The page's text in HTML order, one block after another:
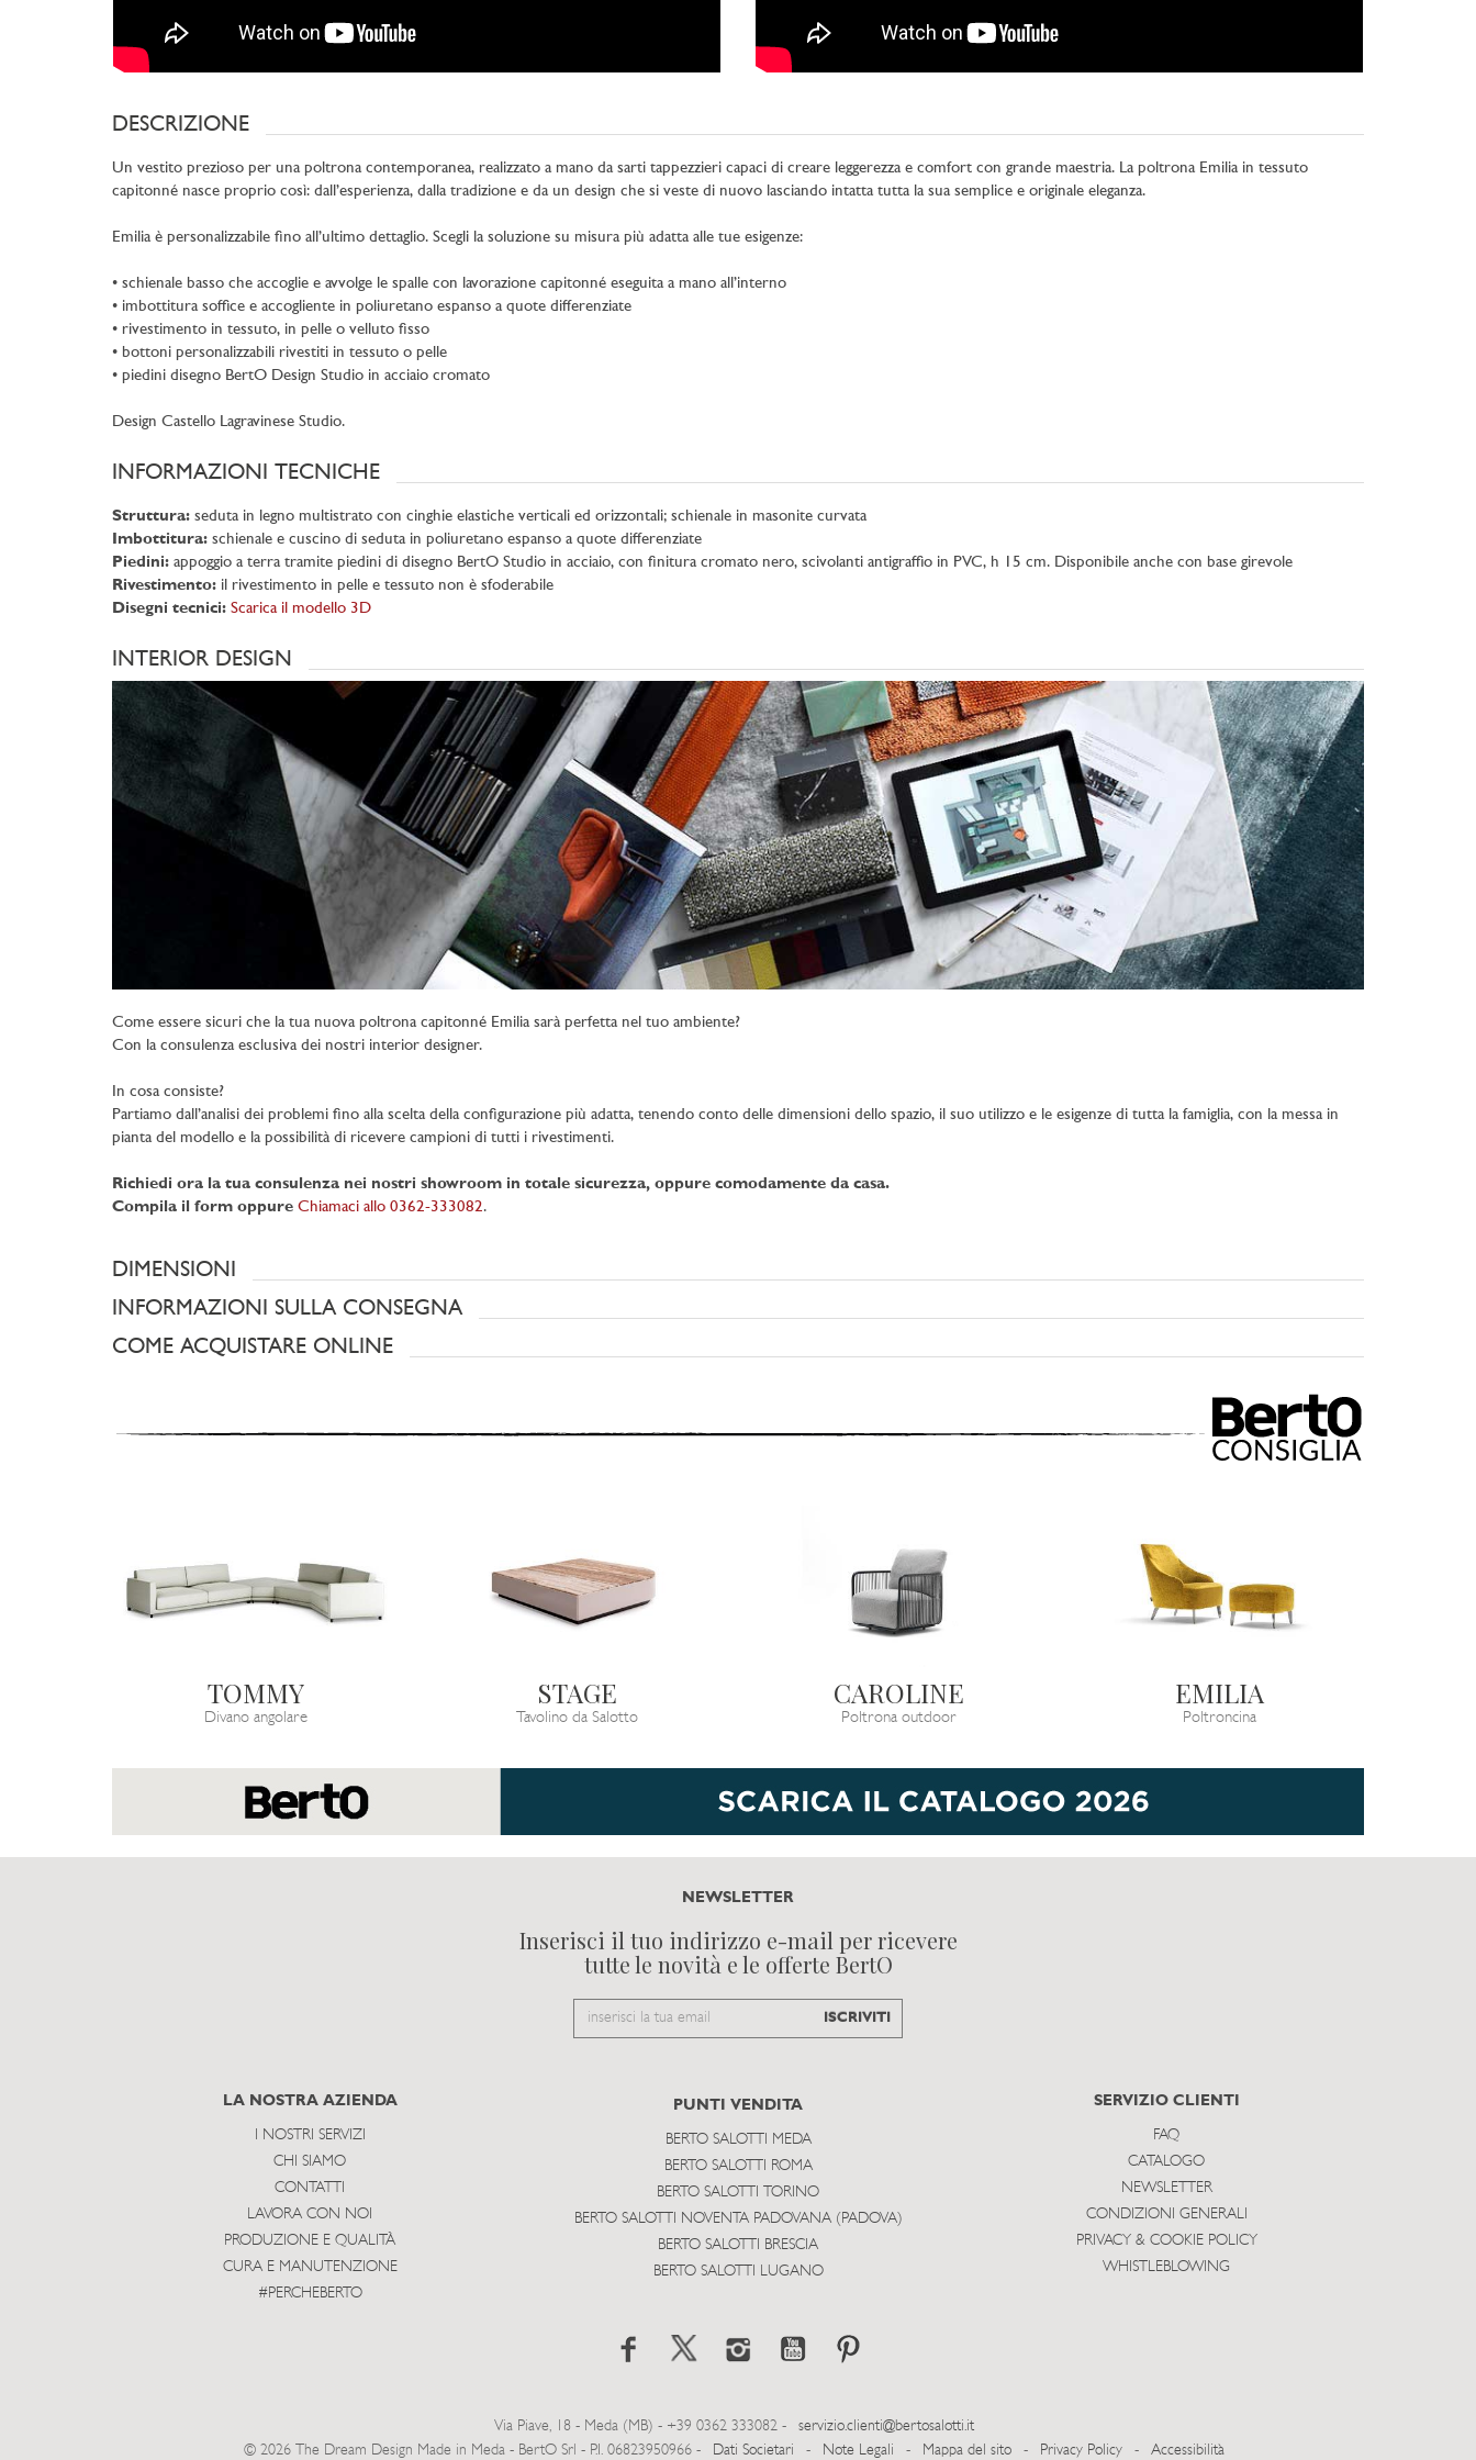
DESCRIZIONE
Un vestito prezioso per una poltrona contemporanea, realizzato a mano da sarti tappezzieri capaci di creare leggerezza e comfort con grande maestria. La poltrona Emilia in tessuto
capitonné nasce proprio così: dall’esperienza, dalla tradizione e da un design che si veste di nuovo lasciando intatta tutta la sua semplice e originale eleganza.
Emilia è personalizzabile fino all’ultimo dettaglio. Scegli la soluzione su misura più adatta alle tue esigenze:
• schienale basso che accoglie e avvolge le spalle con lavorazione capitonné eseguita a mano all’interno
• imbottitura soffice e accogliente in poliuretano espanso a quote differenziate
• rivestimento in tessuto, in pelle o velluto fisso
• bottoni personalizzabili rivestiti in tessuto o pelle
• piedini disegno BertO Design Studio in acciaio cromato
Design Castello Lagravinese Studio.
INFORMAZIONI TECNICHE
Struttura: seduta in legno multistrato con cinghie elastiche verticali ed orizzontali; schienale in masonite curvata
Imbottitura: schienale e cuscino di seduta in poliuretano espanso a quote differenziate
Piedini: appoggio a terra tramite piedini di disegno BertO Studio in acciaio, con finitura cromato nero, scivolanti antigraffio in PVC, h 15 cm. Disponibile anche con base girevole
Rivestimento: il rivestimento in pelle e tessuto non è sfoderabile
Disegni tecnici: Scarica il modello 3D
INTERIOR DESIGN
Come essere sicuri che la tua nuova poltrona capitonné Emilia sarà perfetta nel tuo ambiente?
Con la consulenza esclusiva dei nostri interior designer.
In cosa consiste?
Partiamo dall’analisi dei problemi fino alla scelta della configurazione più adatta, tenendo conto delle dimensioni dello spazio, il suo utilizzo e le esigenze di tutta la famiglia, con la messa in
pianta del modello e la possibilità di ricevere campioni di tutti i rivestimenti.
Richiedi ora la tua consulenza nei nostri showroom in totale sicurezza, oppure comodamente da casa.
Compila il form oppure Chiamaci allo 0362-333082.
DIMENSIONI
INFORMAZIONI SULLA CONSEGNA
COME ACQUISTARE ONLINE
TOMMY
Divano angolare
STAGE
Tavolino da Salotto
CAROLINE
Poltrona outdoor
EMILIA
Poltroncina
NEWSLETTER
Inserisci il tuo indirizzo e-mail per ricevere
tutte le novità e le offerte BertO
Email
ISCRIVITI
LA NOSTRA AZIENDA
I NOSTRI SERVIZI
CHI SIAMO
CONTATTI
LAVORA CON NOI
PRODUZIONE E QUALITÀ
CURA E MANUTENZIONE
#PERCHEBERTO
PUNTI VENDITA
BERTO SALOTTI MEDA
BERTO SALOTTI ROMA
BERTO SALOTTI TORINO
BERTO SALOTTI NOVENTA PADOVANA (PADOVA)
BERTO SALOTTI BRESCIA
BERTO SALOTTI LUGANO
SERVIZIO CLIENTI
FAQ
CATALOGO
NEWSLETTER
CONDIZIONI GENERALI
PRIVACY & COOKIE POLICY
WHISTLEBLOWING
Via Piave, 18 - Meda (MB) - +39 0362 333082 -
servizio.clienti@bertosalotti.it
© 2026 The Dream Design Made in Meda - BertO Srl - P.I. 06823950966 -
Dati Societari - Note Legali - Mappa del sito - Privacy Policy - Accessibilità